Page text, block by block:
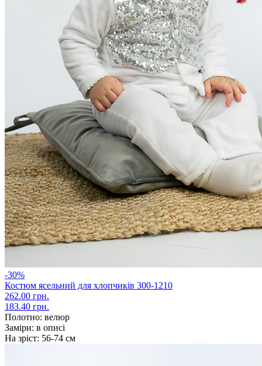
-30%
Костюм ясельний для хлопчиків 300-1210
262.00 грн.
183.40 грн.
Полотно: велюр
Заміри: в описі
На зріст: 56-74 см